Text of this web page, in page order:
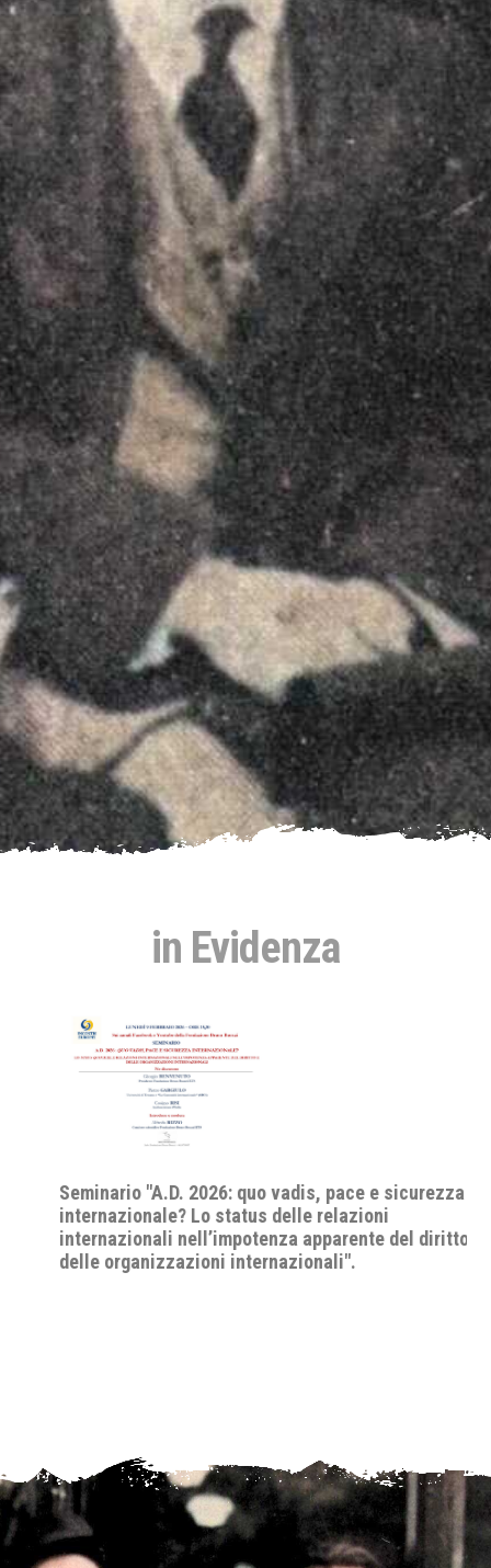
in Evidenza
Seminario "A.D. 2026: quo vadis, pace e sicurezza
internazionale? Lo status delle relazioni
internazionali nell’impotenza apparente del diritto e
delle organizzazioni internazionali".